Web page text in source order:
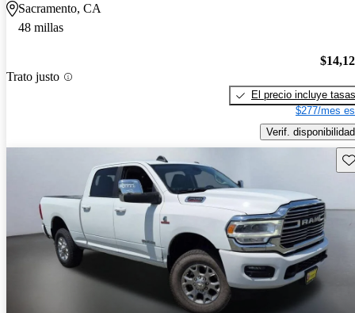
Sacramento, CA
48 millas
Trato justo
El precio incluye tasas
$277/mes
Verif. disponibilidad